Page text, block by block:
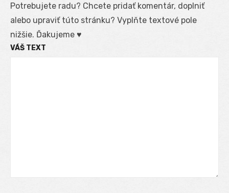
Potrebujete radu? Chcete pridať komentár, doplniť
alebo upraviť túto stránku? Vyplňte textové pole
nižšie. Ďakujeme ♥
VÁŠ TEXT